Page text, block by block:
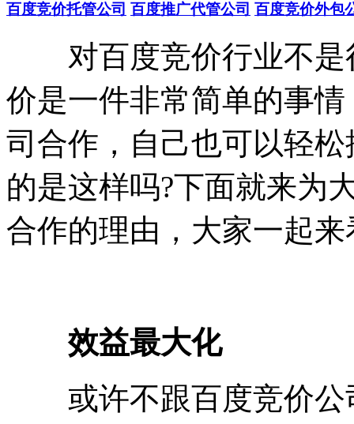
百度竞价托管公司 百度推广代管公司 百度竞价外包
对百度竞价行业不是
价是一件非常简单的事
司合作，自己也可以轻
的是这样吗?下面就来为
合作的理由，大家一起
效益最大化
或许不跟百度竞价公